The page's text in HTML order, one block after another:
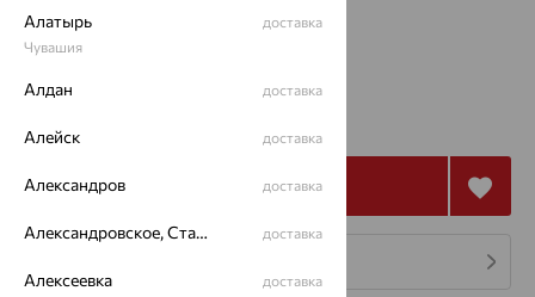
18
от 80 557
Купить
Алатырь
Чувашия
доставка
Алдан доставка
Алейск доставка
Александров доставка
Александровское, Ставропольский край доставка
Алексеевка доставка